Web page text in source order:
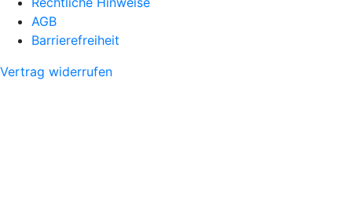
AGB
Barrierefreiheit
Vertrag widerrufen